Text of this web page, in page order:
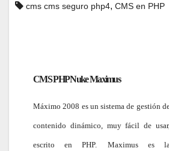
cms cms seguro php4, CMS en PHP
CMS PHP Nuke Maximus
Máximo 2008 es un sistema de gestión
contenido dinámico, muy fácil de
escrito en PHP. Maximus es